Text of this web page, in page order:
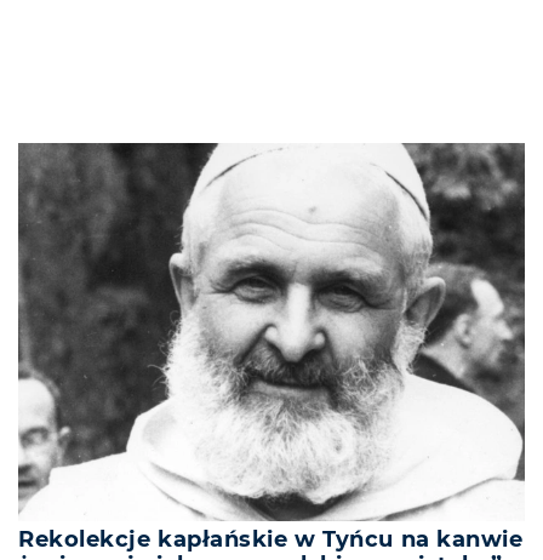
Rekolekcje kapłańskie w Tyńcu na kanwie